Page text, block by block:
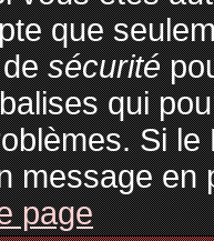
que
desécurité
qui
Si
message en
page